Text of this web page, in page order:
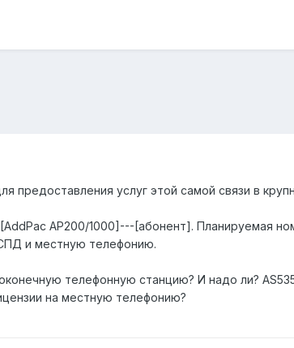
предоставления услуг этой самой связи в
AP200/1000]---[абонент]. Планируемая
и местную телефонию.
телефонную станцию? И надо ли?
на местную телефонию?